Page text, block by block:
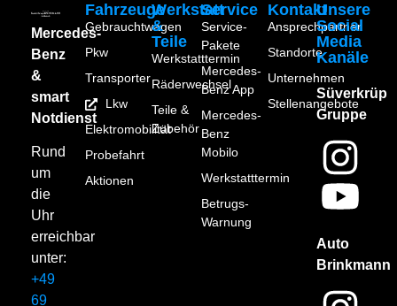
Mercedes-
Benz
&
smart
Notdienst
Rund
um
die
Uhr
erreichbar
unter:
+49
69
Fahrzeuge
Gebrauchtwagen
Pkw
Transporter
Lkw
Elektromobilität
Probefahrt
Aktionen
Werkstatt
&
Teile
Werkstatttermin
Räderwechsel
Teile &
Zubehör
Service
Service-
Pakete
Mercedes-
Benz App
Mercedes-
Benz
Mobilo
Werkstatttermin
Betrugs-
Warnung
Kontakt
Ansprechpartner
Standorte
Unternehmen
Stellenangebote
Unsere
Social
Media
Kanäle
Süverkrüp
Gruppe
Auto
Brinkmann